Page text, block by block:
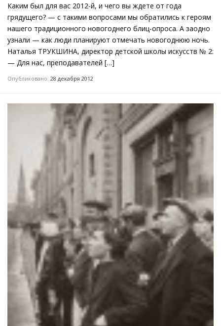
Каким был для вас 2012-й, и чего вы ждете от года
грядущего? — с такими вопросами мы обратились к героям
нашего традиционного новогоднего блиц-опроса. А заодно
узнали — как люди планируют отмечать новогоднюю ночь.
Наталья ТРУКШИНА, директор детской школы искусств № 2:
— Для нас, преподавателей […]
Опубликовано: 28 декабря 2012